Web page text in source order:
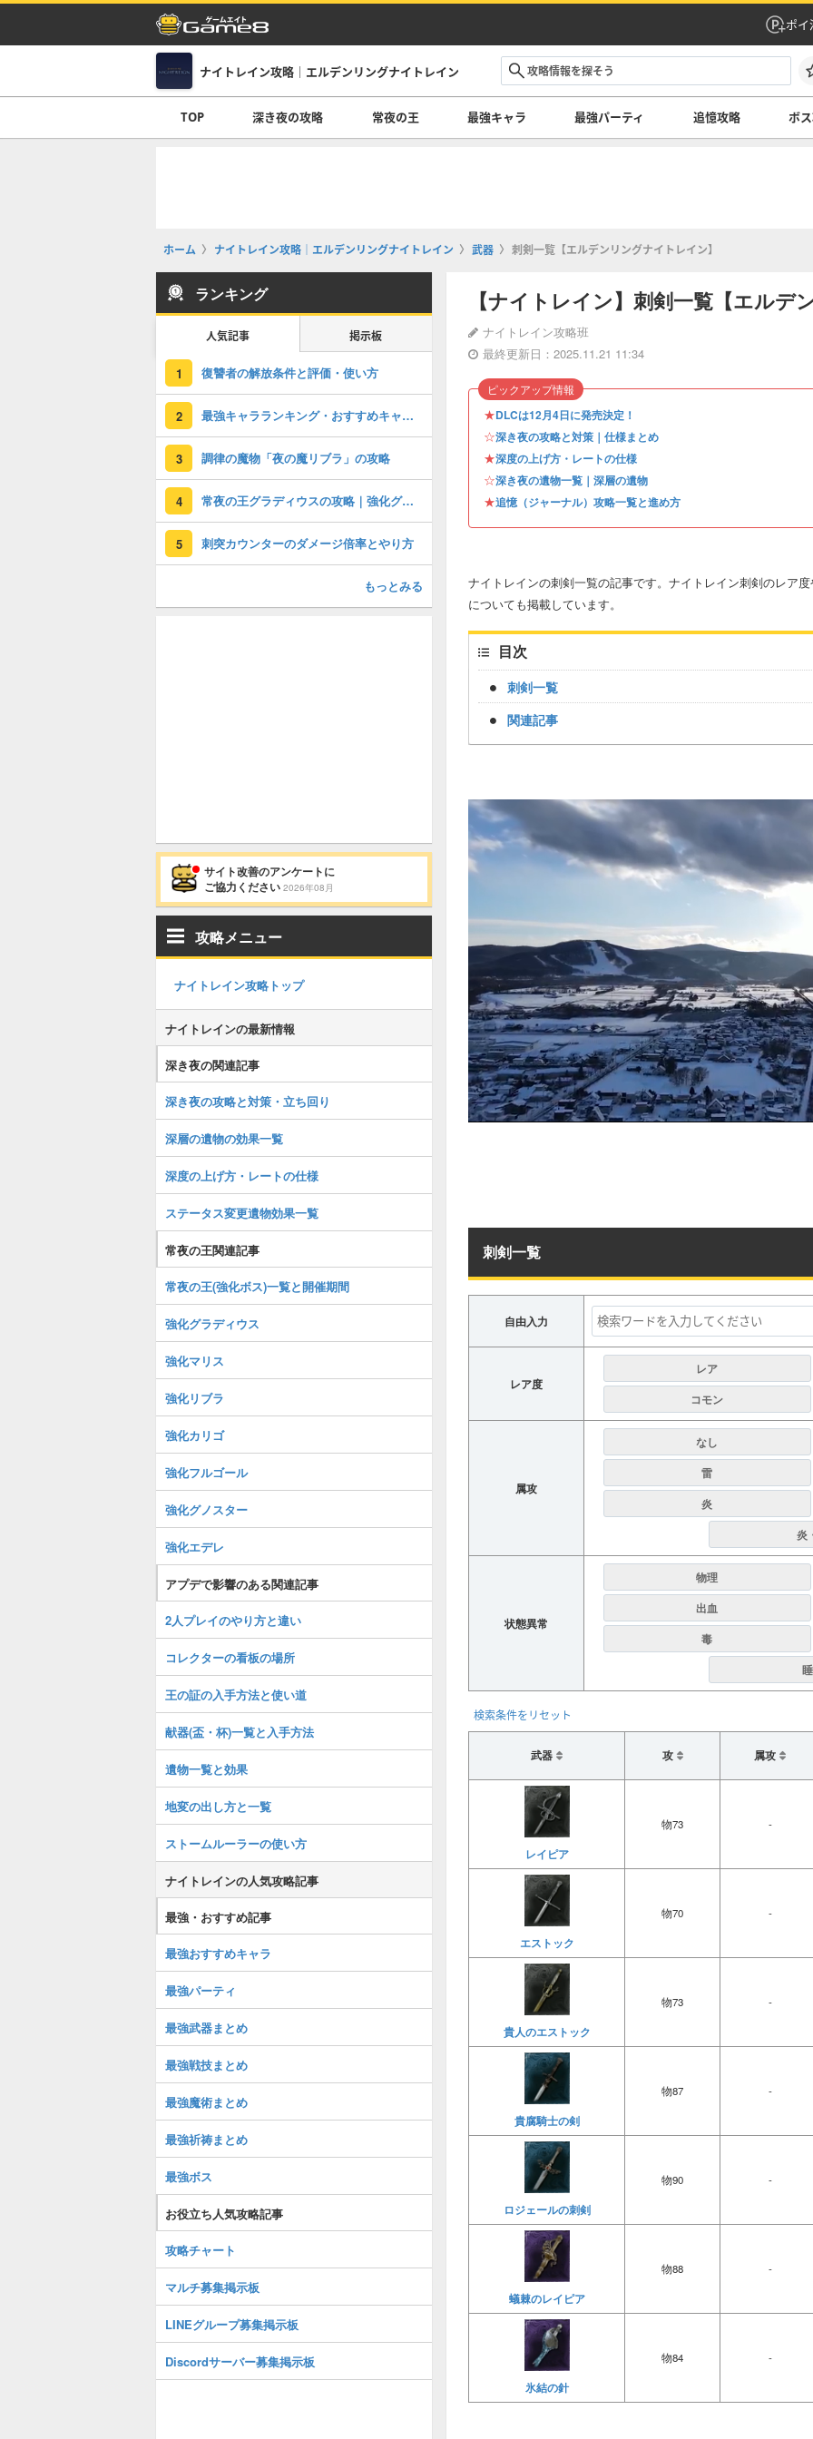
ポイ
ナイトレイン攻略｜エルデンリングナイトレイン
TOP 深き夜の攻略 常夜の王 最強キャラ 最強パーティ 追憶攻略 ボ
ホーム ナイトレイン攻略｜エルデンリングナイトレイン 武器 刺剣一覧【エルデンリングナイトレイン】
【ナイトレイン】刺剣一覧【エル
ナイトレイン攻略班
最終更新日：2025.11.21 11:34
★DLCは12月4日に発売決定！
☆深き夜の攻略と対策｜仕様まとめ
★深度の上げ方・レートの仕様
☆深き夜の遺物一覧｜深層の遺物
★追憶（ジャーナル）攻略一覧と進め方
ピックアップ情報
ナイトレインの刺剣一覧の記事です。ナイトレイン刺剣のレア
についても掲載しています。
目次
刺剣一覧
関連記事
刺剣一覧
自由入力
レア度
レア
コモン
属攻
なし
雷
炎
炎
状態異常
物理
出血
毒
検索条件をリセット
武器 攻 属攻
レイピア
物73 -
エストック
物70 -
貴人のエストック
物73 -
貴腐騎士の剣
物87 -
ロジェールの刺剣
物90 -
蟻棘のレイピア
物88 -
氷結の針
物84 -
ランキング
人気記事 掲示板
1 復讐者の解放条件と評価・使い方
2 最強キャラランキング・おすすめキャラTierは？
3 調律の魔物「夜の魔リブラ」の攻略
4 常夜の王グラディウスの攻略｜強化グラディウス
5 刺突カウンターのダメージ倍率とやり方
もっとみる
サイト改善のアンケートに
ご協力ください 2026年08月
攻略メニュー
ナイトレイン攻略トップ
ナイトレインの最新情報
深き夜の関連記事
深き夜の攻略と対策・立ち回り
深層の遺物の効果一覧
深度の上げ方・レートの仕様
ステータス変更遺物効果一覧
常夜の王関連記事
常夜の王(強化ボス)一覧と開催期間
強化グラディウス
強化マリス
強化リブラ
強化カリゴ
強化フルゴール
強化グノスター
強化エデレ
アプデで影響のある関連記事
2人プレイのやり方と違い
コレクターの看板の場所
王の証の入手方法と使い道
献器(盃・杯)一覧と入手方法
遺物一覧と効果
地変の出し方と一覧
ストームルーラーの使い方
ナイトレインの人気攻略記事
最強・おすすめ記事
最強おすすめキャラ
最強パーティ
最強武器まとめ
最強戦技まとめ
最強魔術まとめ
最強祈祷まとめ
最強ボス
お役立ち人気攻略記事
攻略チャート
マルチ募集掲示板
LINEグループ募集掲示板
Discordサーバー募集掲示板